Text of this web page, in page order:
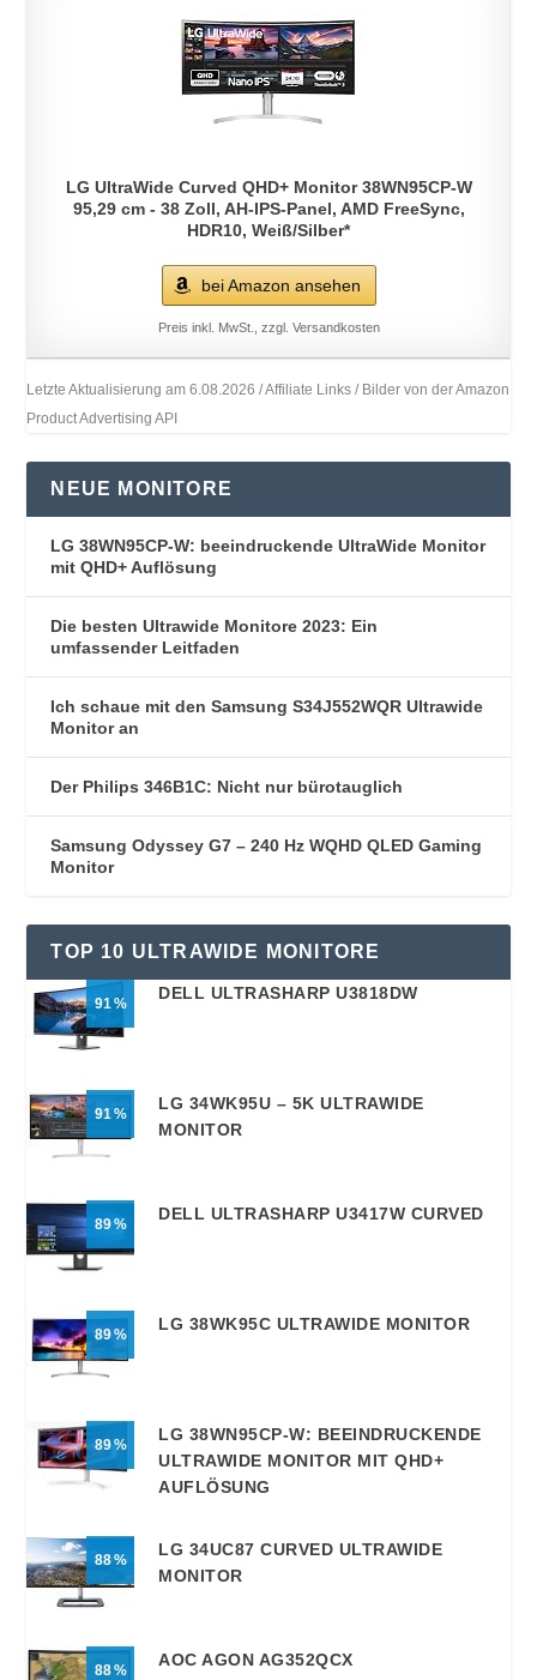
LG UltraWide Curved QHD+ Monitor 38WN95CP-W
95,29 cm - 38 Zoll, AH-IPS-Panel, AMD FreeSync,
HDR10, Weiß/Silber*
bei Amazon ansehen
Preis inkl. MwSt., zzgl. Versandkosten
Letzte Aktualisierung am 6.08.2026 / Affiliate Links / Bilder von der Amazon
Product Advertising API
NEUE MONITORE
LG 38WN95CP-W: beeindruckende UltraWide Monitor
mit QHD+ Auflösung
Die besten Ultrawide Monitore 2023: Ein
umfassender Leitfaden
Ich schaue mit den Samsung S34J552WQR Ultrawide
Monitor an
Der Philips 346B1C: Nicht nur bürotauglich
Samsung Odyssey G7 – 240 Hz WQHD QLED Gaming
Monitor
TOP 10 ULTRAWIDE MONITORE
91
DELL ULTRASHARP U3818DW
91
LG 34WK95U – 5K ULTRAWIDE
MONITOR
89
DELL ULTRASHARP U3417W CURVED
89
LG 38WK95C ULTRAWIDE MONITOR
89
LG 38WN95CP-W: BEEINDRUCKENDE
ULTRAWIDE MONITOR MIT QHD+
AUFLÖSUNG
88
LG 34UC87 CURVED ULTRAWIDE
MONITOR
88
AOC AGON AG352QCX